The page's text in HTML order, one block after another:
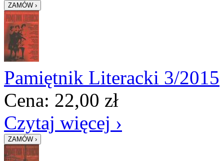
Pamiętnik Literacki 3/2015
Cena: 22,00 zł
Czytaj więcej ›